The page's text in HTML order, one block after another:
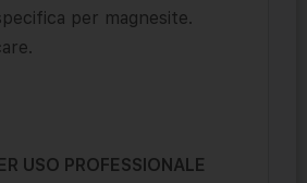
per magnesite.
USO PROFESSIONALE